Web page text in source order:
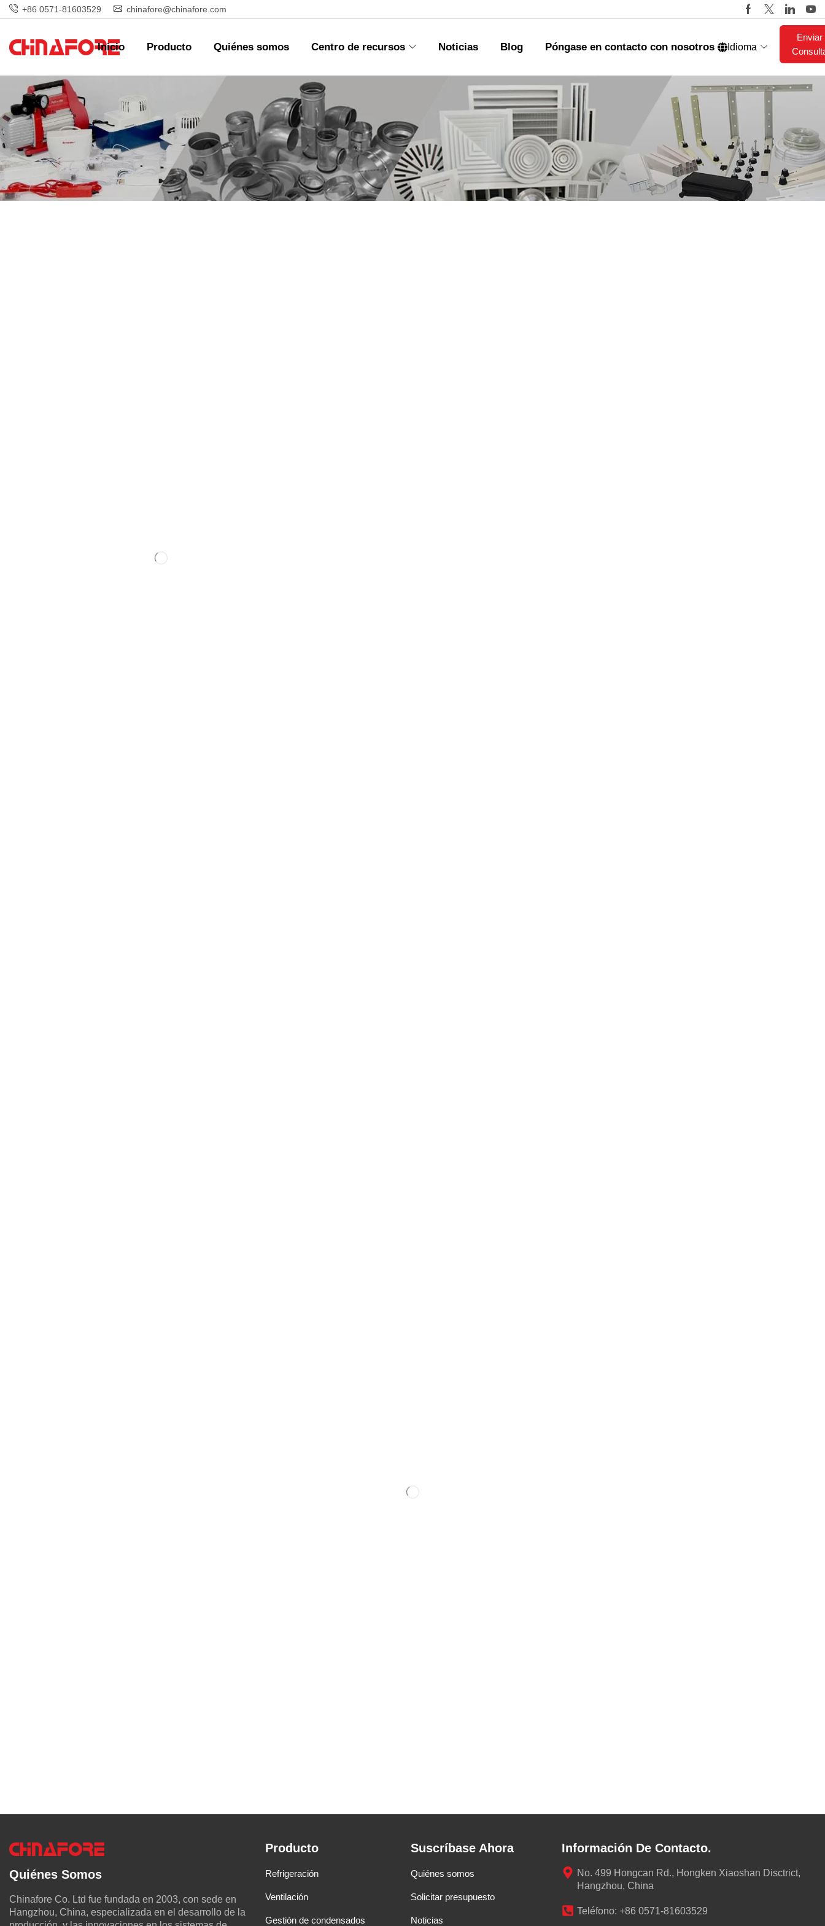
+86 0571-81603529 chinafore@chinafore.com
Inicio Producto Quiénes somos Centro de recursos Noticias Blog Póngase en contacto con nosotros Idioma
Enviar
Quiénes Somos
Chinafore Co. Ltd fue fundada en 2003, con sede en
Hangzhou, China, especializada en el desarrollo de la
Producto
Refrigeración
Ventilación
Gestión de condensados
Suscríbase Ahora
Quiénes somos
Solicitar presupuesto
Noticias
Información De Contacto.
No. 499 Hongcan Rd., Hongken Xiaoshan Disctrict,
Hangzhou, China
Teléfono: +86 0571-81603529